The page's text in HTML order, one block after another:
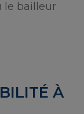
le bailleur
À